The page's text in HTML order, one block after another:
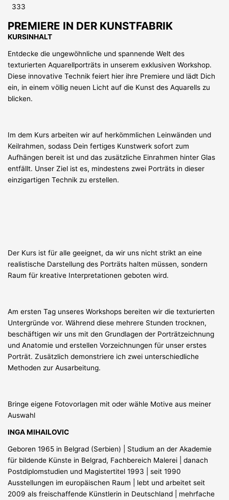
333
PREMIERE IN DER KUNSTFABRIK
KURSINHALT
Entdecke die ungewöhnliche und spannende Welt des
texturierten Aquarellporträts in unserem exklusiven Workshop.
Diese innovative Technik feiert hier ihre Premiere und lädt Dich
ein, in einem völlig neuen Licht auf die Kunst des Aquarells zu
blicken.
Im dem Kurs arbeiten wir auf herkömmlichen Leinwänden und
Keilrahmen, sodass Dein fertiges Kunstwerk sofort zum
Aufhängen bereit ist und das zusätzliche Einrahmen hinter Glas
entfällt. Unser Ziel ist es, mindestens zwei Porträts in dieser
einzigartigen Technik zu erstellen.
Der Kurs ist für alle geeignet, da wir uns nicht strikt an eine
realistische Darstellung des Porträts halten müssen, sondern
Raum für kreative Interpretationen geboten wird.
Am ersten Tag unseres Workshops bereiten wir die texturierten
Untergründe vor. Während diese mehrere Stunden trocknen,
beschäftigen wir uns mit den Grundlagen der Porträtzeichnung
und Anatomie und erstellen Vorzeichnungen für unser erstes
Porträt. Zusätzlich demonstriere ich zwei unterschiedliche
Methoden zur Ausarbeitung.
Bringe eigene Fotovorlagen mit oder wähle Motive aus meiner
Auswahl
INGA MIHAILOVIC
Geboren 1965 in Belgrad (Serbien) | Studium an der Akademie
für bildende Künste in Belgrad, Fachbereich Malerei | danach
Postdiplomstudien und Magistertitel 1993 | seit 1990
Ausstellungen im europäischen Raum | lebt und arbeitet seit
2009 als freischaffende Künstlerin in Deutschland | mehrfache